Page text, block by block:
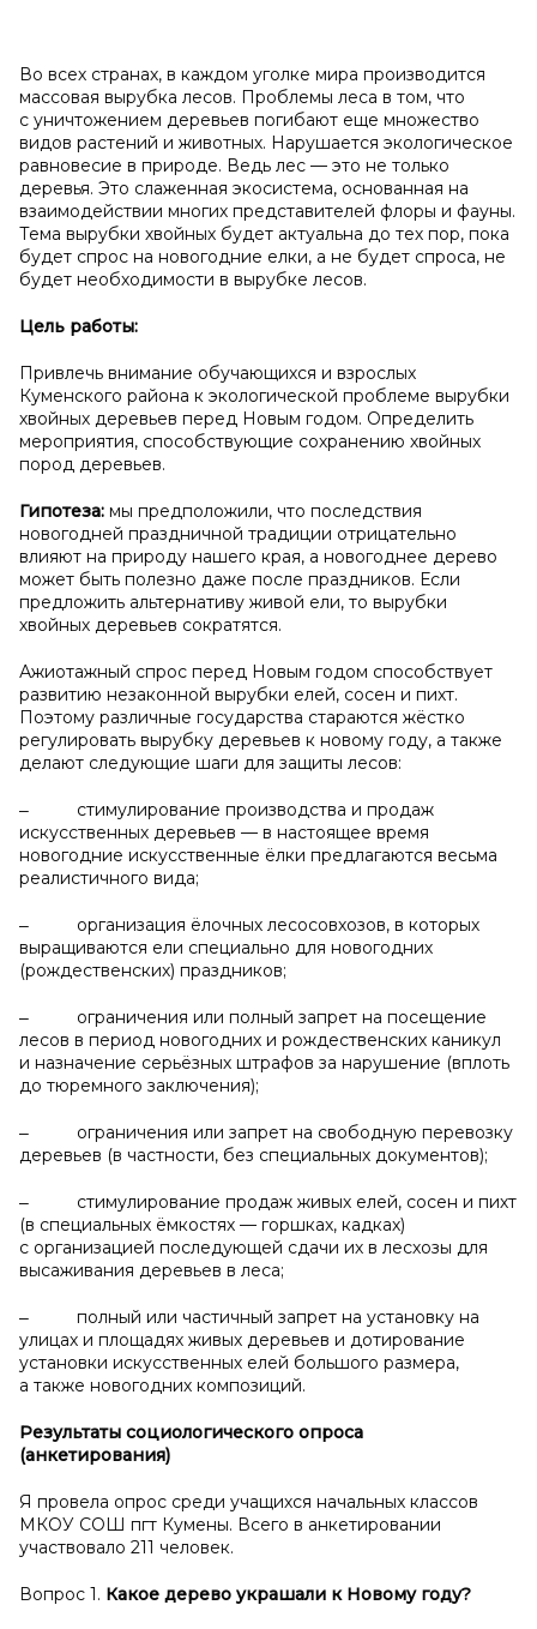
Во всех странах, в каждом уголке мира производится
массовая вырубка лесов. Проблемы леса в том, что
с уничтожением деревьев погибают еще множество
видов растений и животных. Нарушается экологическое
равновесие в природе. Ведь лес — это не только
деревья. Это слаженная экосистема, основанная на
взаимодействии многих представителей флоры и фауны.
Тема вырубки хвойных будет актуальна до тех пор, пока
будет спрос на новогодние елки, а не будет спроса, не
будет необходимости в вырубке лесов.
Цель работы:
Привлечь внимание обучающихся и взрослых
Куменского района к экологической проблеме вырубки
хвойных деревьев перед Новым годом. Определить
мероприятия, способствующие сохранению хвойных
пород деревьев.
Гипотеза: мы предположили, что последствия
новогодней праздничной традиции отрицательно
влияют на природу нашего края, а новогоднее дерево
может быть полезно даже после праздников. Если
предложить альтернативу живой ели, то вырубки
хвойных деревьев сократятся.
Ажиотажный спрос перед Новым годом способствует
развитию незаконной вырубки елей, сосен и пихт.
Поэтому различные государства стараются жёстко
регулировать вырубку деревьев к новому году, а также
делают следующие шаги для защиты лесов:
‒ стимулирование производства и продаж
искусственных деревьев — в настоящее время
новогодние искусственные ёлки предлагаются весьма
реалистичного вида;
‒ организация ёлочных лесосовхозов, в которых
выращиваются ели специально для новогодних
(рождественских) праздников;
‒ ограничения или полный запрет на посещение
лесов в период новогодних и рождественских каникул
и назначение серьёзных штрафов за нарушение (вплоть
до тюремного заключения);
‒ ограничения или запрет на свободную перевозку
деревьев (в частности, без специальных документов);
‒ стимулирование продаж живых елей, сосен и пихт
(в специальных ёмкостях — горшках, кадках)
с организацией последующей сдачи их в лесхозы для
высаживания деревьев в леса;
‒ полный или частичный запрет на установку на
улицах и площадях живых деревьев и дотирование
установки искусственных елей большого размера,
а также новогодних композиций.
Результаты социологического опроса
(анкетирования)
Я провела опрос среди учащихся начальных классов
МКОУ СОШ пгт Кумены. Всего в анкетировании
участвовало 211 человек.
Вопрос 1. Какое дерево украшали к Новому году?